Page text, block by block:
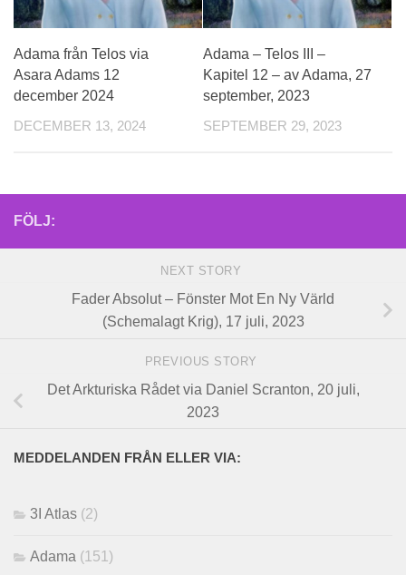
Adama från Telos via
Asara Adams 12
december 2024
DECEMBER 13, 2024
Adama – Telos III –
Kapitel 12 – av Adama, 27
september, 2023
SEPTEMBER 29, 2023
FÖLJ:
NEXT STORY
Fader Absolut – Fönster Mot En Ny Värld
(Schemalagt Krig), 17 juli, 2023
PREVIOUS STORY
Det Arkturiska Rådet via Daniel Scranton, 20 juli,
2023
MEDDELANDEN FRÅN ELLER VIA:
3I Atlas (2)
Adama (151)